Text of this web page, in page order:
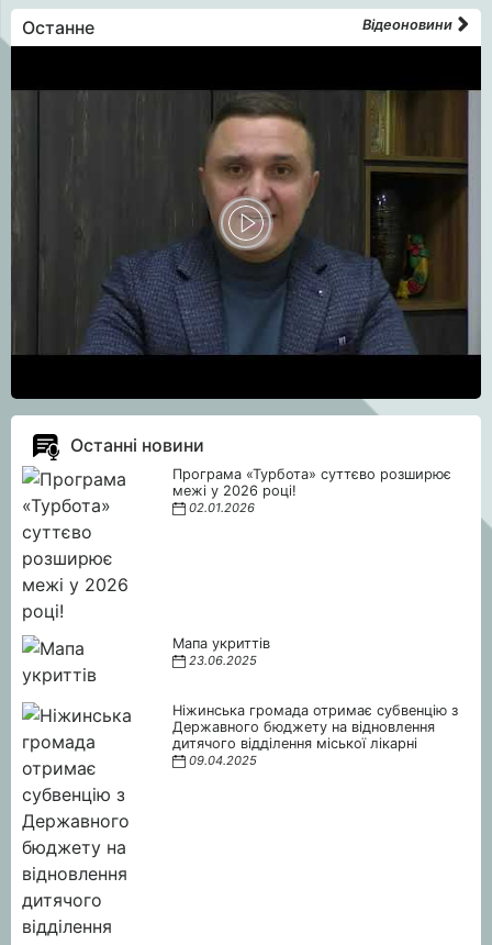
Останне Відеоновини
Останні новини
Програма «Турбота» суттєво розширює
межі у 2026 році!
02.01.2026
Мапа укриттів
23.06.2025
Ніжинська громада отримає субвенцію з
Державного бюджету на відновлення
дитячого відділення міської лікарні
09.04.2025